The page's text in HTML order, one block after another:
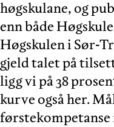
høgskulane, og
enn både
Høgskulen i Sør-
gjeld talet på
ligg vi på 38
kurve også her.
førstekompetanse